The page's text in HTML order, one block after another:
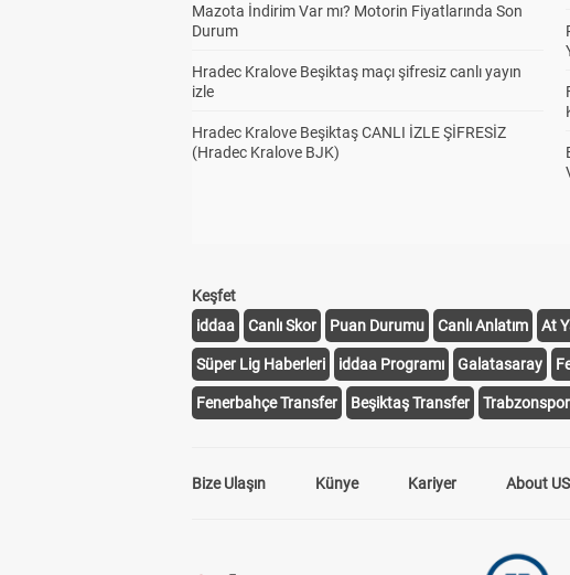
Mazota İndirim Var mı? Motorin Fiyatlarında Son
Durum
Hradec Kralove Beşiktaş maçı şifresiz canlı yayın
izle
Hradec Kralove Beşiktaş CANLI İZLE ŞİFRESİZ
(Hradec Kralove BJK)
Keşfet
iddaa
Canlı Skor Puan Durumu Canlı Anlatım At
Süper Lig Haberleri iddaa Programı Galatasaray
Fenerbahçe Transfer Beşiktaş Transfer
Bize Ulaşın Künye Kariyer About US